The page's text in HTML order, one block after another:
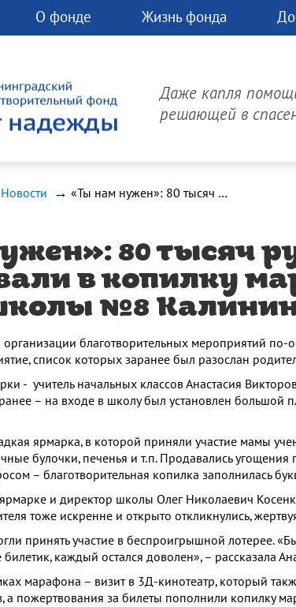
О фонде Жизнь фонда
прямо сейчас.
помощь может
чью-ту жизнь!
Даже капля
решающей в
Новости «Ты нам нужен»: 80 тысяч рублей пожертвовали в копилку марафона ученики школы №8 Калининграда
80 тысяч
в копилку
№8
благотворительных мероприятий по-
список которых заранее был разослан
- учитель начальных классов Анастасия
– на входе в школу был установлен большой
ярмарка, в которой приняли участие мамы
булочки, печенья и т.п. Продавались
– благотворительная копилка заполнилась
и директор школы Олег Николаевич
тоже искренне и открыто откликнулись,
принять участие в беспроигрышной лотерее.
билетик, каждый остался доволен», – рассказала
марафона – визит в 3Д-кинотеатр, который
а пожертвования за билеты пополнили копилку